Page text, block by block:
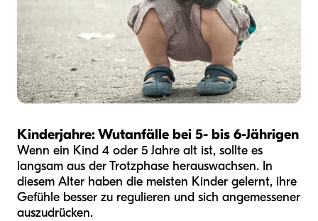
Kinderjahre: Wutanfälle bei 5- bis 6-Jährigen
Wenn ein Kind 4 oder 5 Jahre alt ist, sollte es
langsam aus der Trotzphase herauswachsen. In
diesem Alter haben die meisten Kinder gelernt, ihre
Gefühle besser zu regulieren und sich angemessener
auszudrücken.